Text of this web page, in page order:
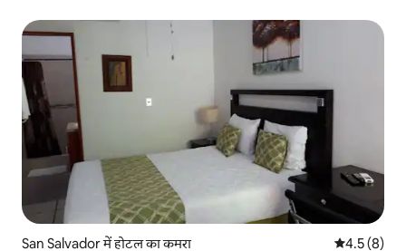
San Salvador में होटल का कमरा औसत रेटिंग 5
4.5 (8)